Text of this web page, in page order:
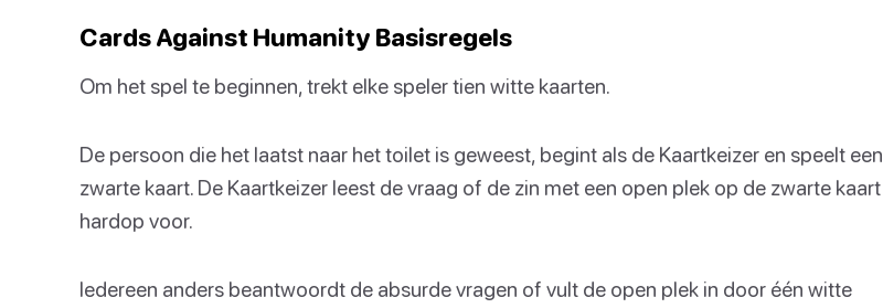
Cards Against Humanity Basisregels
Om het spel te beginnen, trekt elke speler tien witte kaarten.
De persoon die het laatst naar het toilet is geweest, begint als de Kaartkeizer en speelt een
zwarte kaart. De Kaartkeizer leest de vraag of de zin met een open plek op de zwarte kaart
hardop voor.
Iedereen anders beantwoordt de absurde vragen of vult de open plek in door één witte